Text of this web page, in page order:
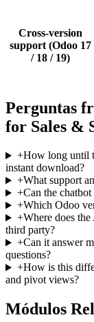
Cross-version
support (Odoo 17
/ 18 / 19)
Perguntas
for Sales &
+How long until
instant download?
+What support
+Can the chatbot
+Which Odoo
+Where does
third party?
+Can it answer
questions?
+How is this
and pivot views?
Módulos